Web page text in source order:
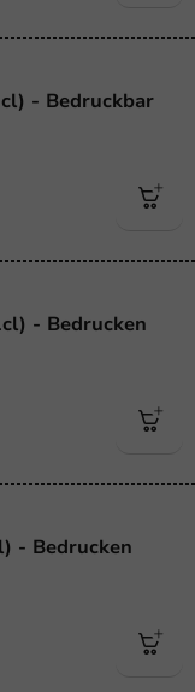
- Bedruckbar
- Bedrucken
- Bedrucken